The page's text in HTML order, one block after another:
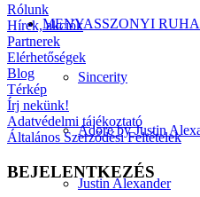
MENYASSZONYI RUHA
Sincerity
Adore by Justin
Justin Alexander
Rólunk
Hírek, akciók
Partnerek
Elérhetőségek
Blog
Térkép
Írj nekünk!
Adatvédelmi tájékoztató
Általános Szerződési Feltételek
BEJELENTKEZÉS